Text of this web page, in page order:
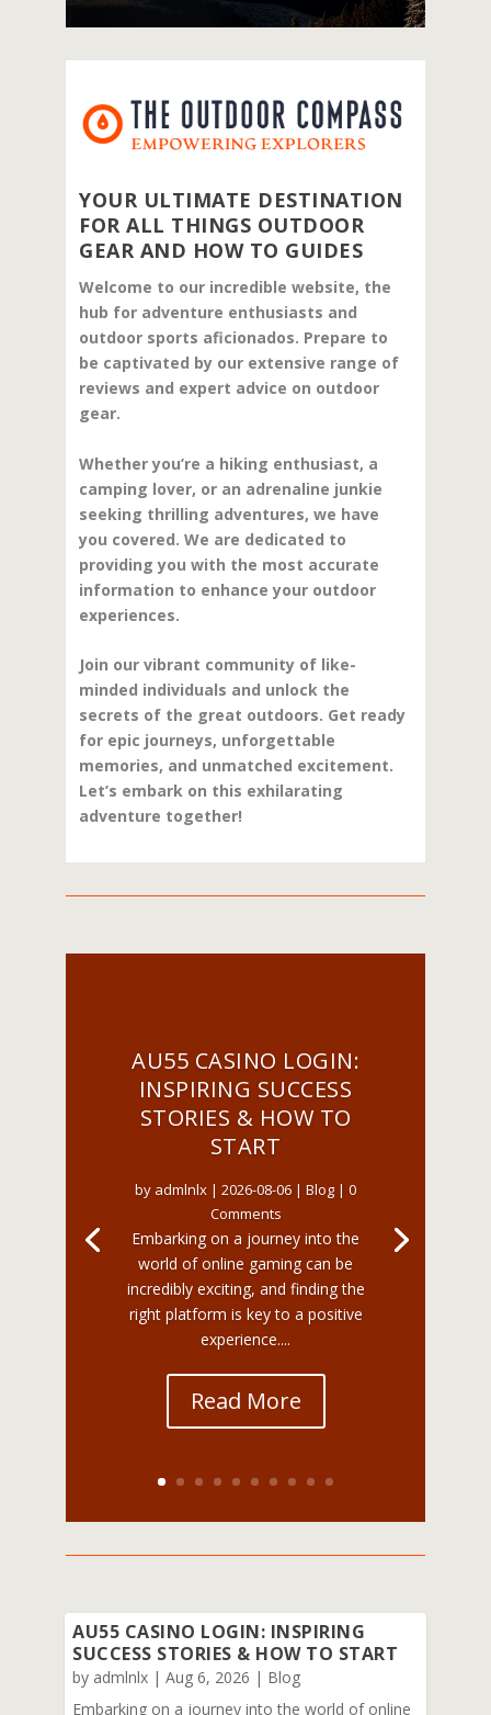
YOUR ULTIMATE DESTINATION
FOR ALL THINGS OUTDOOR
GEAR AND HOW TO GUIDES
Welcome to our incredible website, the
hub for adventure enthusiasts and
outdoor sports aficionados. Prepare to
be captivated by our extensive range of
reviews and expert advice on outdoor
gear.
Whether you’re a hiking enthusiast, a
camping lover, or an adrenaline junkie
seeking thrilling adventures, we have
you covered. We are dedicated to
providing you with the most accurate
information to enhance your outdoor
experiences.
Join our vibrant community of like-
minded individuals and unlock the
secrets of the great outdoors. Get ready
for epic journeys, unforgettable
memories, and unmatched excitement.
Let’s embark on this exhilarating
adventure together!
AU55 CASINO LOGIN:
INSPIRING SUCCESS
STORIES & HOW TO
START
by admlnlx | 2026-08-06 | Blog | 0
Comments
Embarking on a journey into the
world of online gaming can be
incredibly exciting, and finding the
right platform is key to a positive
experience....
Read More
AU55 CASINO LOGIN: INSPIRING
SUCCESS STORIES & HOW TO START
by admlnlx |Aug 6, 2026 | Blog
Embarking on a journey into the world of online